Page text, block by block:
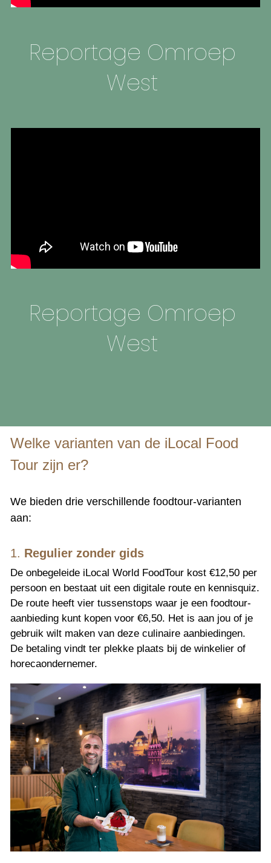
Reportage Omroep
West
Reportage Omroep
West
Welke varianten van de iLocal Food
Tour zijn er?
We bieden drie verschillende foodtour-varianten
aan:
1. Regulier zonder gids
De onbegeleide iLocal World FoodTour kost €12,50 per
persoon en bestaat uit een digitale route en kennisquiz.
De route heeft vier tussenstops waar je een foodtour-
aanbieding kunt kopen voor €6,50. Het is aan jou of je
gebruik wilt maken van deze culinaire aanbiedingen.
De betaling vindt ter plekke plaats bij de winkelier of
horecaondernemer.